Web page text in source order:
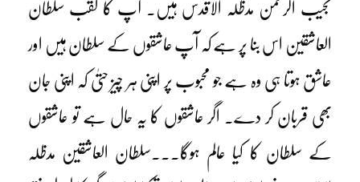
نجیب الرحمن مدظلہ الاقدس ہیں۔ آپ کا لقب سلطان
العاشقین اس بنا پر ہے کہ آپ عاشقوں کے سلطان ہیں اور
عاشق ہوتا ہی وہ ہے جو محبوب پر اپنی ہر چیز حتیٰ کہ اپنی جان
بھی قربان کر دے۔ اگر عاشقوں کا یہ حال ہے تو عاشقوں
کے سلطان کا کیا عالم ہوگا۔۔۔سلطان العاشقین مدظلہ